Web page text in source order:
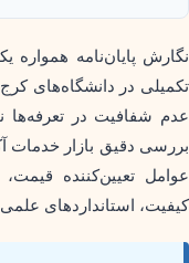
نگارش پایان‌نامه
تکمیلی در دانشگاه‌های
عدم شفافیت در تعرفه‌ها
بررسی دقیق بازار
عوامل تعیین‌کننده قیمت،
کیفیت، استانداردهای علمی